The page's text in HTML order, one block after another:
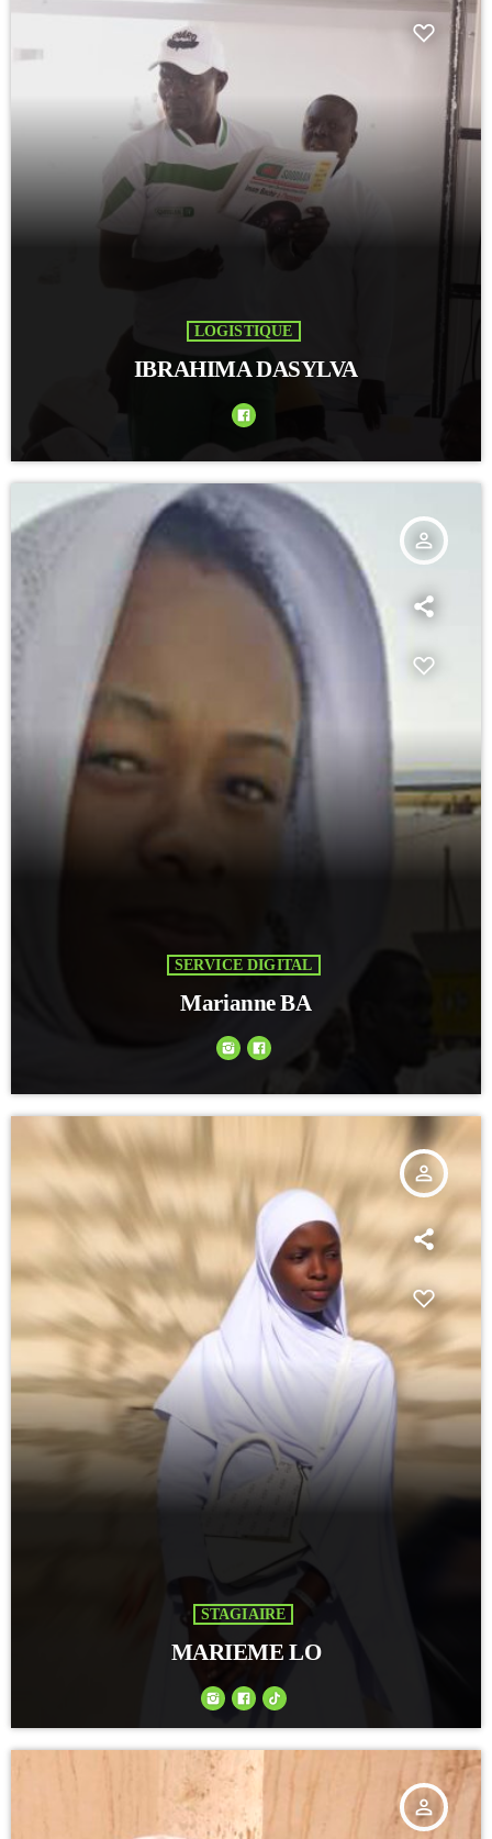
LOGISTIQUE
IBRAHIMA DASYLVA
person_outline
SERVICE DIGITAL
Marianne BA
person_outline
STAGIAIRE
MARIEME LO
person_outline